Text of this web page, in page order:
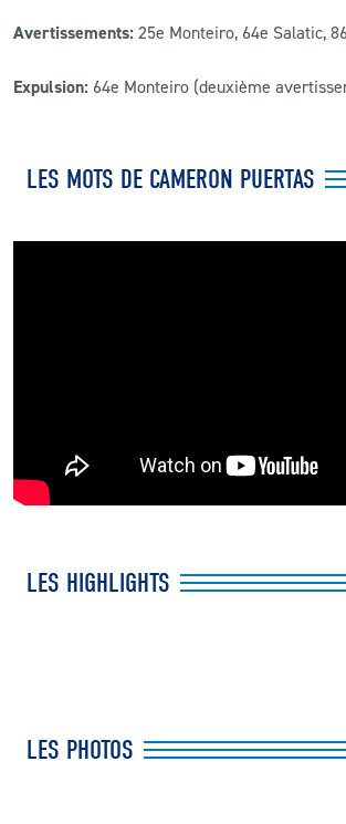
Avertissements: 25e Monteiro, 64e Salatic,
Expulsion: 64e Monteiro (deuxième
LES MOTS DE CAMERON PUERTAS
LES HIGHLIGHTS
LES PHOTOS